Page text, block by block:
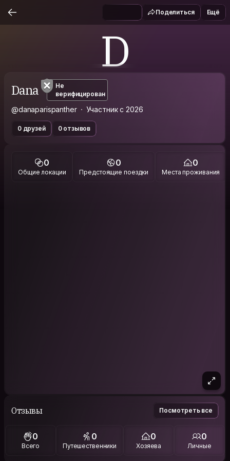
Поделиться Ещё
D
Dana
Не
верифицирован
@danaparispanther Участник с 2026
0 друзей 0 отзывов
0
Общие локации
0
Предстоящие поездки
0
Места проживания
Отзывы Посмотреть все
0
Всего
0
Путешественники
0
Хозяева
0
Личные